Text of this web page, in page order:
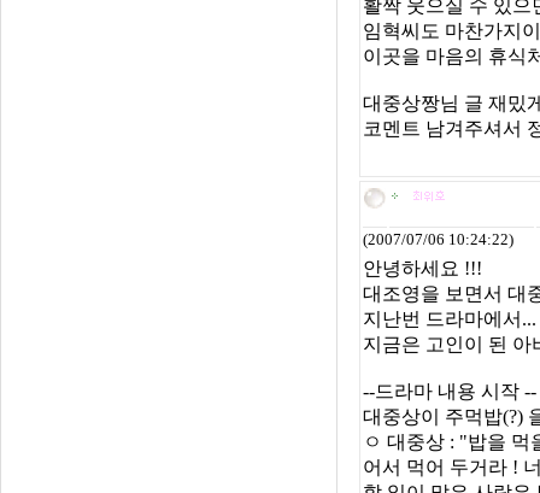
활짝 웃으실 수 있으
임혁씨도 마찬가지
이곳을 마음의 휴식
대중상짱님 글 재밌
코멘트 남겨주셔서
(2007/07/06 10:24:22)
안녕하세요 !!!
대조영을 보면서 대
지난번 드라마에서
지금은 고인이 된 아
--드라마 내용 시작 --
대중상이 주먹밥(?)
ㅇ 대중상 : "밥을 먹
어서 먹어 두거라 !